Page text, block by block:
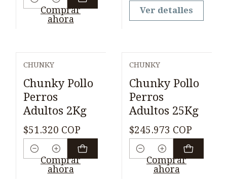
Cantidad
Comprar
ahora
Ver detalles
CHUNKY
Chunky Pollo
Perros
Adultos 2Kg
$51.320 COP
Cantidad
Comprar
ahora
CHUNKY
Chunky Pollo
Perros
Adultos 25Kg
$245.973 COP
Cantidad
Comprar
ahora